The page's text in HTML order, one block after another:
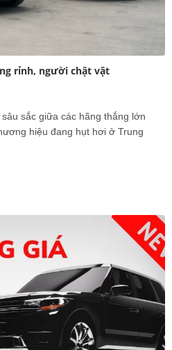
rỉnh, người chật vật
sắc giữa các hãng thắng lớn
hiệu đang hụt hơi ở Trung